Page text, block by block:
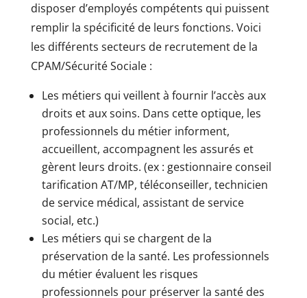
disposer d’employés compétents qui puissent
remplir la spécificité de leurs fonctions. Voici
les différents secteurs de recrutement de la
CPAM/Sécurité Sociale :
Les métiers qui veillent à fournir l’accès aux
droits et aux soins. Dans cette optique, les
professionnels du métier informent,
accueillent, accompagnent les assurés et
gèrent leurs droits. (ex : gestionnaire conseil
tarification AT/MP, téléconseiller, technicien
de service médical, assistant de service
social, etc.)
Les métiers qui se chargent de la
préservation de la santé. Les professionnels
du métier évaluent les risques
professionnels pour préserver la santé des